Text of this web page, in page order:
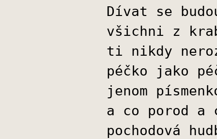
Dívat se
všichni z
ti nikdy
péčko jako
jenom
a co porod a
pochodová